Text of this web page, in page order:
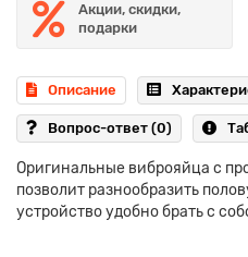
Акции, скидки,
подарки
Описание
Вопрос-ответ (0)
Оригинальные виброяйца с
позволит разнообразить
устройство удобно брать с